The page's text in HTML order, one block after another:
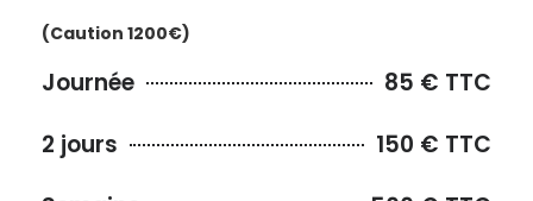
(Caution 1200€)
Journée
85 € TTC
2 jours
150 € TTC